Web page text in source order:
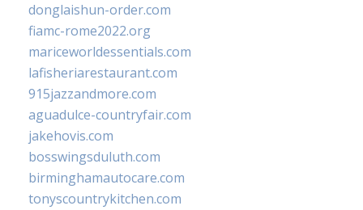
donglaishun-order.com
fiamc-rome2022.org
mariceworldessentials.com
lafisheriarestaurant.com
915jazzandmore.com
aguadulce-countryfair.com
jakehovis.com
bosswingsduluth.com
birminghamautocare.com
tonyscountrykitchen.com